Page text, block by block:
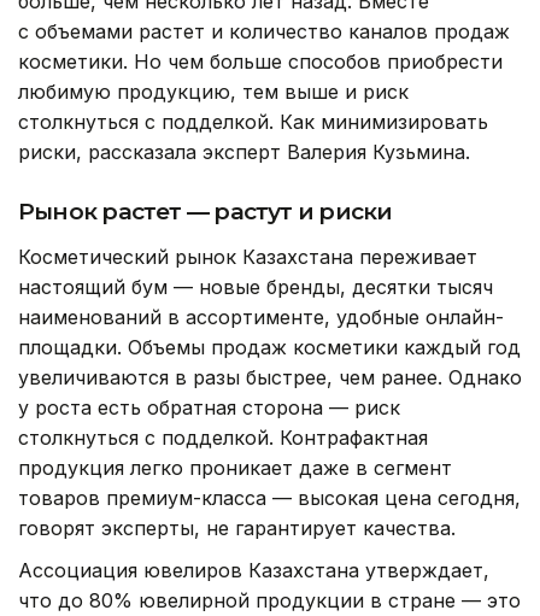
с объемами растет и количество каналов продаж
косметики. Но чем больше способов приобрести
любимую продукцию, тем выше и риск
столкнуться с подделкой. Как минимизировать
риски, рассказала эксперт Валерия Кузьмина.
Рынок растет — растут и риски
Косметический рынок Казахстана переживает
настоящий бум — новые бренды, десятки тысяч
наименований в ассортименте, удобные онлайн-
площадки. Объемы продаж косметики каждый год
увеличиваются в разы быстрее, чем ранее. Однако
у роста есть обратная сторона — риск
столкнуться с подделкой. Контрафактная
продукция легко проникает даже в сегмент
товаров премиум-класса — высокая цена сегодня,
говорят эксперты, не гарантирует качества.
Ассоциация ювелиров Казахстана утверждает,
что до 80% ювелирной продукции в стране — это